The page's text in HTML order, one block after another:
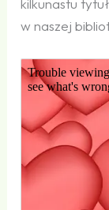
kilkunastu
w naszej